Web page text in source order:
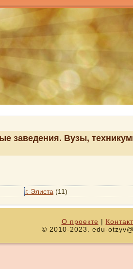
заведения. Вузы,
г. Элиста (11)
О проекте |
© 2010-2023. edu-